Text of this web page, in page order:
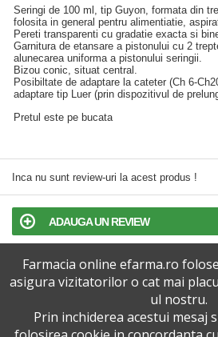
Seringi de 100 ml, tip Guyon, formata din
folosita in general pentru alimentiatie,
Pereti transparenti cu gradatie exacta si
Garnitura de etansare a pistonului cu 2
alunecarea uniforma a pistonului seringii.
Bizou conic, situat central.
Posibiltate de adaptare la cateter (Ch 6-
adaptare tip Luer (prin dispozitivul de
Pretul este pe bucata
Inca nu sunt review-uri la acest produs !
ADAUGA UN REVIEW
TERMENI SI CONDITII
POLITICA DE CONFIDENTIALITATE
Farmacia online efarma.ro
asigura vizitatorilor o cat mai
ul nostru.
Prin inchiderea acestui mesaj